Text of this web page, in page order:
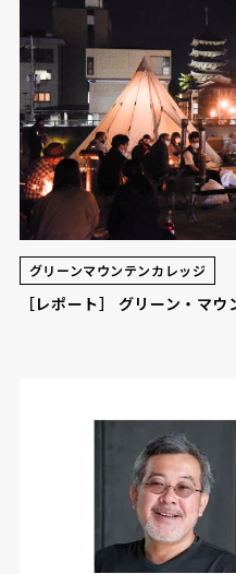
グリーンマウンテンカレッジ
［レポート］ グリーン・マ